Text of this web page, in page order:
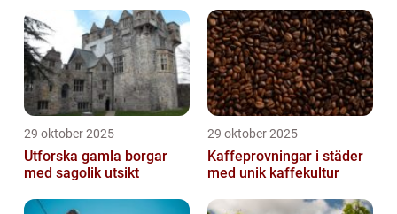
29 oktober 2025
Utforska gamla borgar
med sagolik utsikt
29 oktober 2025
Kaffeprovningar i städer
med unik kaffekultur